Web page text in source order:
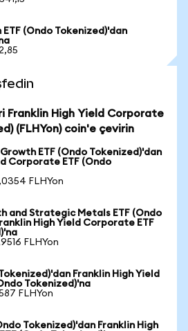
ETF (Ondo Tokenized)'dan
Franklin High Yield Corporate
(FLHYon) coin'e çevirin
ETF (Ondo Tokenized)'dan
Corporate ETF (Ondo
FLHYon
and Strategic Metals ETF (Ondo
High Yield Corporate ETF
FLHYon
Franklin High Yield
Tokenized)'na
FLHYon
Tokenized)'dan Franklin High